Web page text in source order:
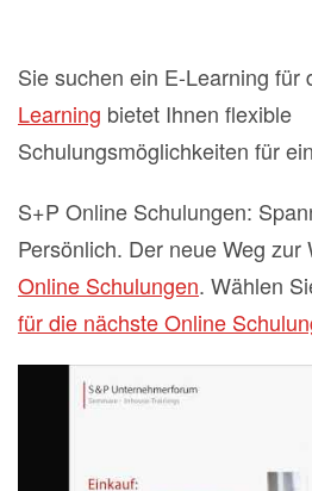
Sie suchen ein E-Learning für
Learning bietet Ihnen flexible
Schulungsmöglichkeiten für
S+P Online Schulungen:
Persönlich. Der neue Weg zur
Online Schulungen. Wählen
für die nächste Online